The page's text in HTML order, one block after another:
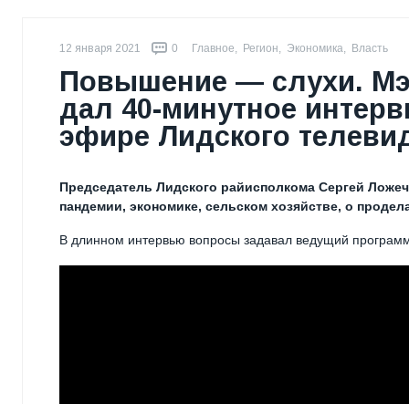
12 января 2021 0 Главное, Регион, Экономика, Власть
Повышение — слухи.
дал 40-минутное
эфире Лидского
Председатель Лидского райисполкома Сергей
пандемии, экономике, сельском хозяйстве, о
В длинном интервью вопросы задавал ведущий